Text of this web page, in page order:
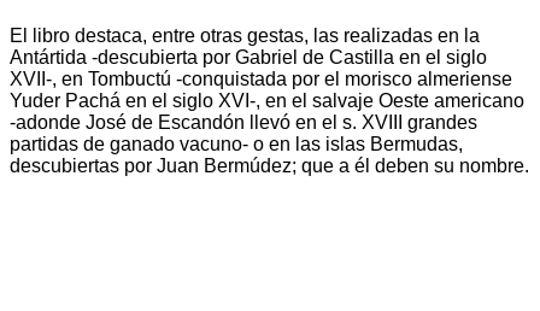
El libro destaca, entre otras gestas, las realizadas en la
Antártida -descubierta por Gabriel de Castilla en el siglo
XVII-, en Tombuctú -conquistada por el morisco almeriense
Yuder Pachá en el siglo XVI-, en el salvaje Oeste americano
-adonde José de Escandón llevó en el s. XVIII grandes
partidas de ganado vacuno- o en las islas Bermudas,
descubiertas por Juan Bermúdez; que a él deben su nombre.